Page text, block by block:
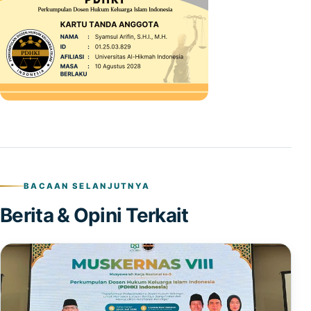
BACAAN SELANJUTNYA
Berita & Opini Terkait